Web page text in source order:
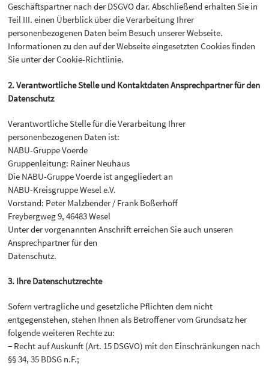
Geschäftspartner nach der DSGVO dar. Abschließend erhalten Sie in
Teil III. einen Überblick über die Verarbeitung Ihrer
personenbezogenen Daten beim Besuch unserer Webseite.
Informationen zu den auf der Webseite eingesetzten Cookies finden
Sie unter der Cookie-Richtlinie.
2. Verantwortliche Stelle und Kontaktdaten Ansprechpartner für den
Datenschutz
Verantwortliche Stelle für die Verarbeitung Ihrer
personenbezogenen Daten ist:
NABU-Gruppe Voerde
Gruppenleitung: Rainer Neuhaus
Die NABU-Gruppe Voerde ist angegliedert an
NABU-Kreisgruppe Wesel e.V.
Vorstand: Peter Malzbender / Frank Boßerhoff
Freybergweg 9, 46483 Wesel
Unter der vorgenannten Anschrift erreichen Sie auch unseren
Ansprechpartner für den
Datenschutz.
3. Ihre Datenschutzrechte
Sofern vertragliche und gesetzliche Pflichten dem nicht
entgegenstehen, stehen Ihnen als Betroffener vom Grundsatz her
folgende weiteren Rechte zu:
− Recht auf Auskunft (Art. 15 DSGVO) mit den Einschränkungen nach
§§ 34, 35 BDSG n.F.;